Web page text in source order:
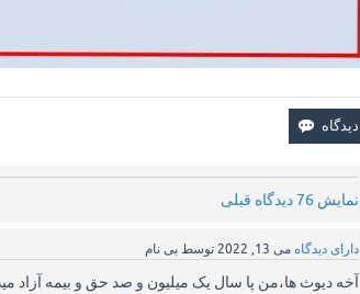
نمایش 76 دیدگاه قبلی
دارای دیدگاه می 13, 2022 توسط بی نام
آخه دیوث ها،من پا سال یک میلیون و صد حق و بیمه آزاد